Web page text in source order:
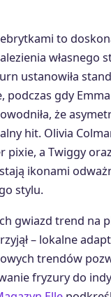
to
własnego
ustanowiła
podczas gdy
że
hit. Olivia
pixie, a Twiggy
ikonami
stylu.
gwiazd trend na
– lokalne
trendów
fryzury do